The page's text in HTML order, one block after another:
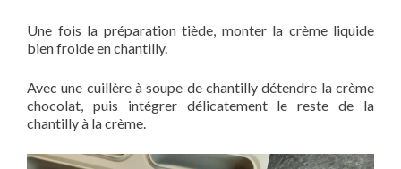
Une fois la préparation tiède, monter la crème liquide
bien froide en chantilly.
Avec une cuillère à soupe de chantilly détendre la crème
chocolat, puis intégrer délicatement le reste de la
chantilly à la crème.